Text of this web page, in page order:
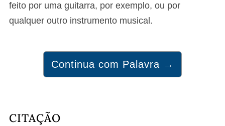
feito por uma guitarra, por exemplo, ou por
qualquer outro instrumento musical.
Continua com Palavra →
CITAÇÃO